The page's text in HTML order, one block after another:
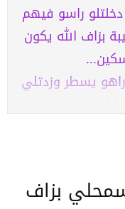
راسو فيهم
بزاف الله يكون
يسطر وزدتلي
بزاف